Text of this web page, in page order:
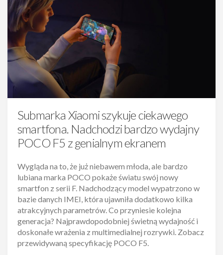
Submarka Xiaomi szykuje ciekawego
smartfona. Nadchodzi bardzo wydajny
POCO F5 z genialnym ekranem
Wygląda na to, że już niebawem młoda, ale bardzo
lubiana marka POCO pokaże światu swój nowy
smartfon z serii F. Nadchodzący model wypatrzono w
bazie danych IMEI, która ujawniła dodatkowo kilka
atrakcyjnych parametrów. Co przyniesie kolejna
generacja? Najprawdopodobniej świetną wydajność i
doskonałe wrażenia z multimedialnej rozrywki. Zobacz
przewidywaną specyfikację POCO F5.